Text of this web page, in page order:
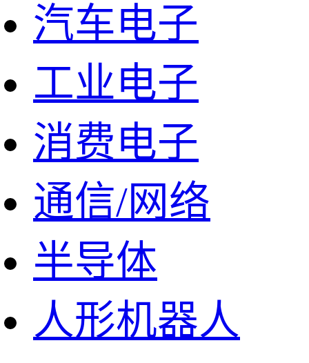
汽车电子
工业电子
消费电子
通信/网络
半导体
人形机器人